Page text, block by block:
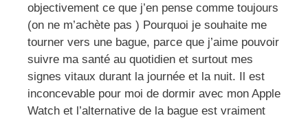
objectivement ce que j’en pense comme toujours
(on ne m’achète pas ) Pourquoi je souhaite me
tourner vers une bague, parce que j’aime pouvoir
suivre ma santé au quotidien et surtout mes
signes vitaux durant la journée et la nuit. Il est
inconcevable pour moi de dormir avec mon Apple
Watch et l’alternative de la bague est vraiment